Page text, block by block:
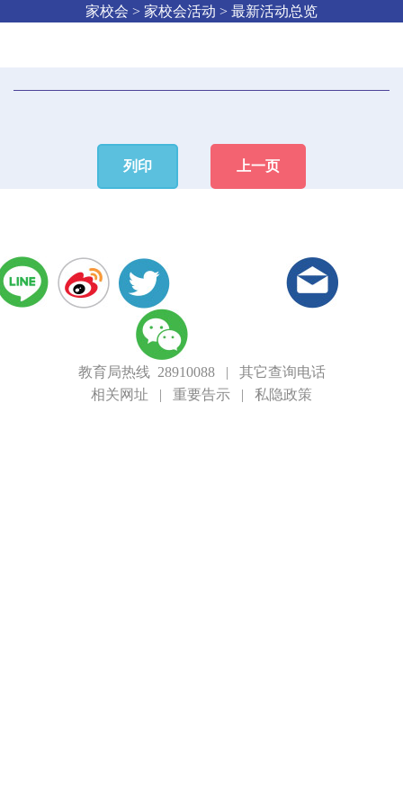
家校会 > 家校会活动 > 最新活动总览
列印 上一页
教育局热线 28910088| 其它查询电话
相关网址 | 重要告示 | 私隐政策